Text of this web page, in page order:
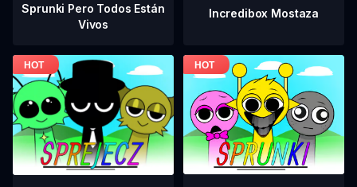
Sprunki Pero Todos Están
Vivos
Incredibox Mostaza